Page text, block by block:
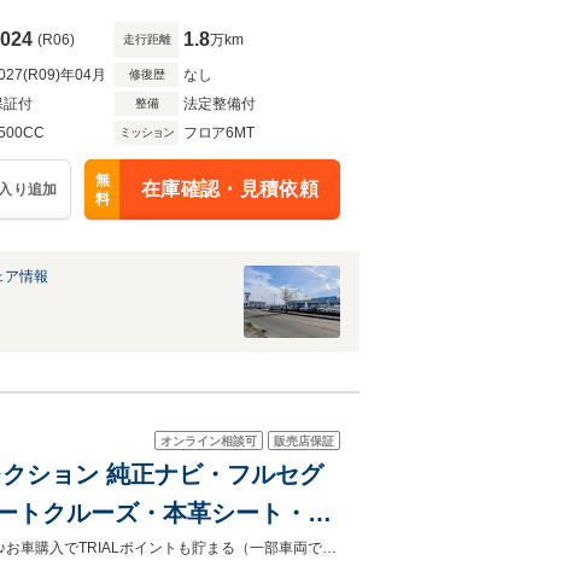
(R06) 走行距離 1.8万km
年04月 修復歴 なし
証付 整備 法定整備付
ミッション フロア6MT
り追加
無
料
在庫確認・見積依頼
ア情報
オンライン相談可 販売店保証
ション 純正ナビ・フルセグ
トクルーズ・本革シート・シ
ドライト
☆★ローン金利2.9％実施中★☆メンテナンスパックもご用意しております♪お車購入でTRIALポイントも貯まる（一部車両ではポイント付与が出来ないケースがございます。）